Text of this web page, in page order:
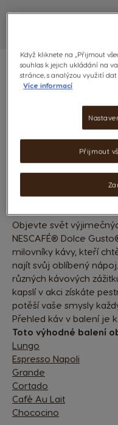
NESCAFÉ
(0)
Ikona kapsle
Objevte svět
NESCAFÉ® Dolce
milovníky kávy, kteří
najít svůj oblíbený
různých kávových
kapslí v akci získáte
potěší vaše smysly
Přehled káv v balení je k
Toto výhodné balení
Lungo
Espresso Napoli
Grande
Cortado
Café Au Lait
Chococino
Když kliknete na „Přijmout
souhlas k jejich ukládání na
stránce, s analýzou využití
Více informací
Přijmout